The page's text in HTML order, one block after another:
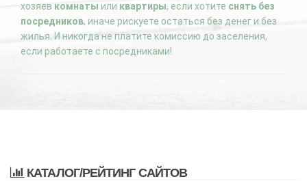
хозяев комнаты или квартиры, если хотите снять без
посредников, иначе рискуете остаться без денег и без
жилья. И никогда не платите комиссию до заселения,
если работаете с посредниками!
КАТАЛОГ/РЕЙТИНГ САЙТОВ